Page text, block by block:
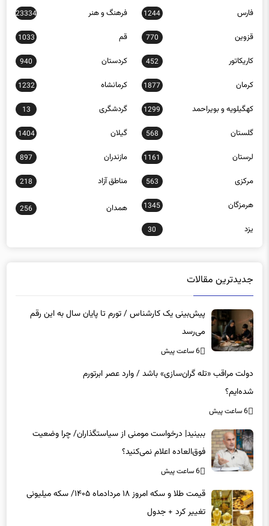
عکس 329 علمی و فناوری 7632
فارس 1244 فرهنگ و هنر 23334
قزوین 770 قم 1033
کاریکاتور 452 کردستان 940
کرمان 1877 کرمانشاه 1232
کهگیلویه و بویراحمد 1299 گردشگری 13
گلستان 568 گیلان 1404
لرستان 1161 مازندران 897
مرکزی 563
218
1345
جدیدترین مقالات
پیش‌بینی یک کارشناس / تورم تا پایان سال به این رقم
می‌رسد
دولت مراقب «تله گران‌سازی» باشد / وارد عصر ابرتورم
شده‌ایم؟
6 ساعت پیش
ببینید| درخواست مومنی از سیاستگذاران/ چرا وضعیت
فوق‌العاده اعلام نمی‌کنید؟